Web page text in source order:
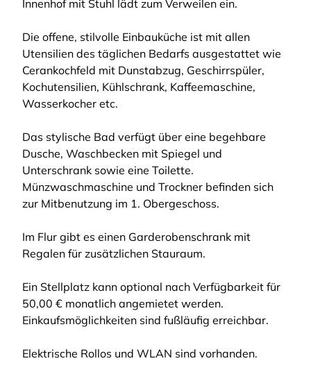
Innenhof mit Stuhl lädt zum Verweilen ein.
Die offene, stilvolle Einbauküche ist mit allen
Utensilien des täglichen Bedarfs ausgestattet wie
Cerankochfeld mit Dunstabzug, Geschirrspüler,
Kochutensilien, Kühlschrank, Kaffeemaschine,
Wasserkocher etc.
Das stylische Bad verfügt über eine begehbare
Dusche, Waschbecken mit Spiegel und
Unterschrank sowie eine Toilette.
Münzwaschmaschine und Trockner befinden sich
zur Mitbenutzung im 1. Obergeschoss.
Im Flur gibt es einen Garderobenschrank mit
Regalen für zusätzlichen Stauraum.
Ein Stellplatz kann optional nach Verfügbarkeit für
50,00 € monatlich angemietet werden.
Einkaufsmöglichkeiten sind fußläufig erreichbar.
Elektrische Rollos und WLAN sind vorhanden.